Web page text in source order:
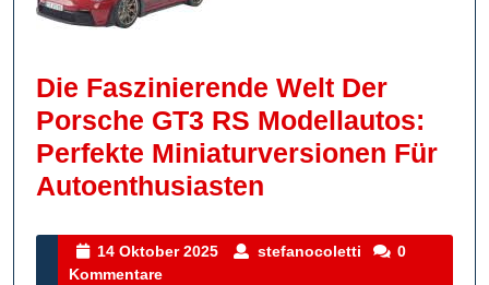
Die Faszinierende Welt Der
Porsche GT3 RS Modellautos:
Perfekte Miniaturversionen Für
Autoenthusiasten
Welt
14 Oktober 2025
14
stefanocoletti stefanocoletti
0
Kommentare